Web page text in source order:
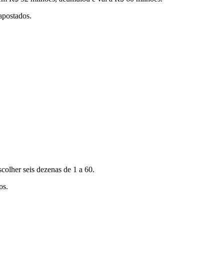
seis dezenas de 1 a 60.